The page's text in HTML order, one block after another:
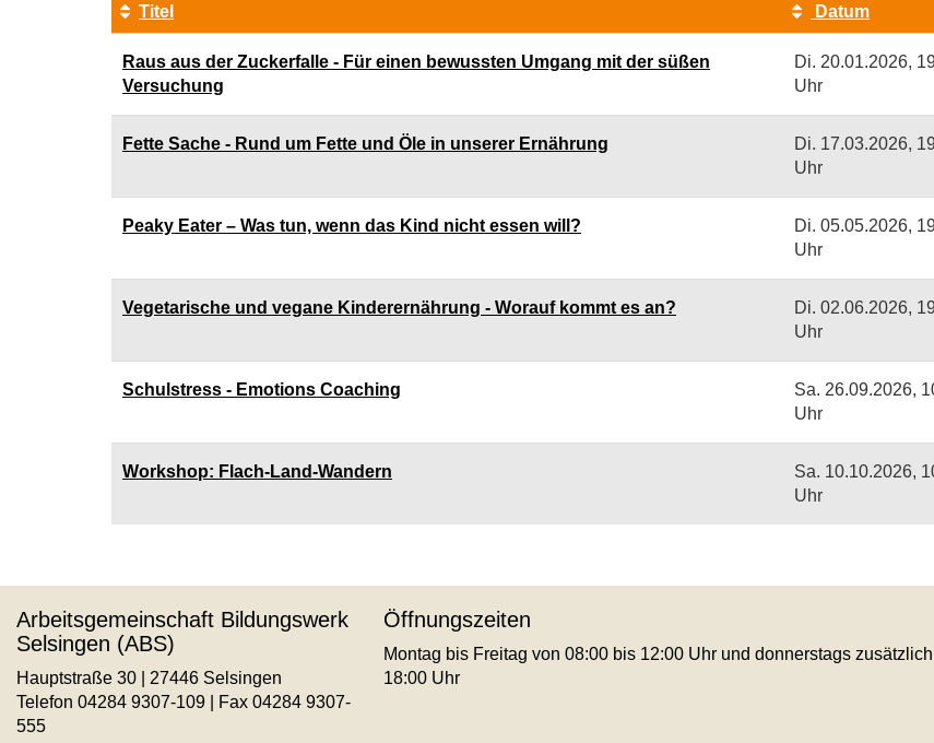
Tabellenüberschriften
können
sortiert
werden.
Titel Datum
Raus aus der Zuckerfalle - Für einen bewussten Umgang mit der süßen
Versuchung
Di. 20.01.2026,
Uhr
Fette Sache - Rund um Fette und Öle in unserer Ernährung Di. 17.03.2026,
Uhr
Peaky Eater – Was tun, wenn das Kind nicht essen will? Di. 05.05.2026,
Uhr
Vegetarische und vegane Kinderernährung - Worauf kommt es an? Di. 02.06.2026,
Uhr
Schulstress - Emotions Coaching Sa. 26.09.2026,
Uhr
Workshop: Flach-Land-Wandern Sa. 10.10.2026,
Uhr
Arbeitsgemeinschaft Bildungswerk
Selsingen (ABS)
Hauptstraße 30 | 27446 Selsingen
Telefon 04284 9307-109 | Fax 04284 9307-
555
Öffnungszeiten
Montag bis Freitag von 08:00 bis 12:00 Uhr und donnerstags
18:00 Uhr